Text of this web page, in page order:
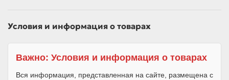
Условия и информация о товарах
Важно: Условия и информация о товарах
Вся информация, представленная на сайте, размещена с